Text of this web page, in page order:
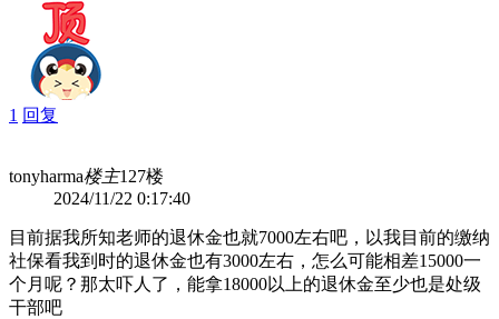
1 回复
tonyharma楼主127楼
2024/11/22 0:17:40
目前据我所知老师的退休金也就7000左右吧，以我目前的缴纳
社保看我到时的退休金也有3000左右，怎么可能相差15000一
个月呢？那太吓人了，能拿18000以上的退休金至少也是处级
干部吧